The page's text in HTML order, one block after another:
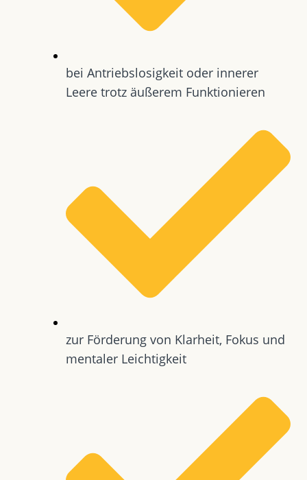
bei Antriebslosigkeit oder innerer
Leere trotz äußerem Funktionieren
zur Förderung von Klarheit, Fokus und
mentaler Leichtigkeit